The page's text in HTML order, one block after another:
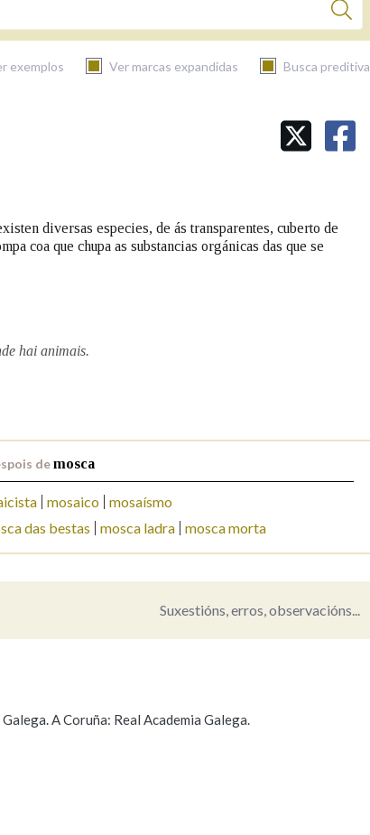
exemplos Ver marcas expandidas Busca preditiva
Nos exemplos
Pertence a
AXUDA NA BUSCA LIMPAR
diversas especies, de ás transparentes, cuberto de
coa que chupa as substancias orgánicas das que se
hai animais.
demosca
mosaico
mosaísmo
das bestas mosca ladra mosca morta
Suxestións, erros, observacións...
mellorar a definición
A Coruña: Real Academia Galega.